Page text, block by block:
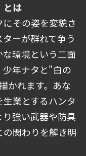
とは
その姿を変貌さ
ーが群れて争う
環境という二面
年ナタと"白の
かれます。あな
業とするハンタ
強い武器や防具
関わりを解き明